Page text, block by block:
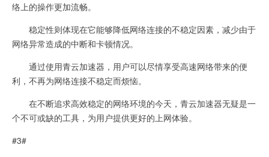
络上的操作更加流畅。
稳定性则体现在它能够降低网络连接的不稳定因素，减少由于
网络异常造成的中断和卡顿情况。
通过使用青云加速器，用户可以尽情享受高速网络带来的便
利，不再为网络连接不稳定而烦恼。
在不断追求高效稳定的网络环境的今天，青云加速器无疑是一
个不可或缺的工具，为用户提供更好的上网体验。
#3#